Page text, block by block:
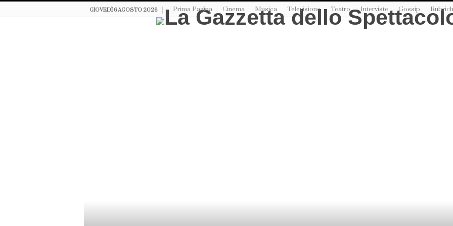
GIOVEDÌ 6 AGOSTO 2026 Prima Pagina Cinema Musica Televisione Teatro Interviste Gossip